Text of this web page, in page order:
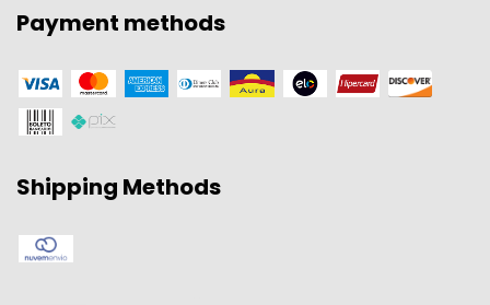
Payment methods
Shipping Methods